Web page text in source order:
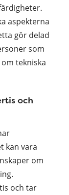
aspekterna
gör delad
som
tekniska
och
kan vara
om
och tar